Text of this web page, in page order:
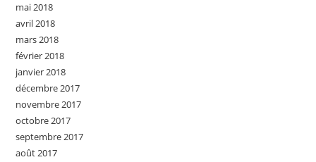
mai 2018
avril 2018
mars 2018
février 2018
janvier 2018
décembre 2017
novembre 2017
octobre 2017
septembre 2017
août 2017